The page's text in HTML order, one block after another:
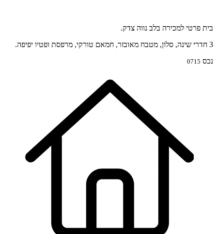
בית פרטי למכירה בלב נווה צדק.
3 חדרי שינה, סלון, מטבח מאובזר, חמאם טורקי, מרפסת ופטיו יפיפה.
נכס 0715